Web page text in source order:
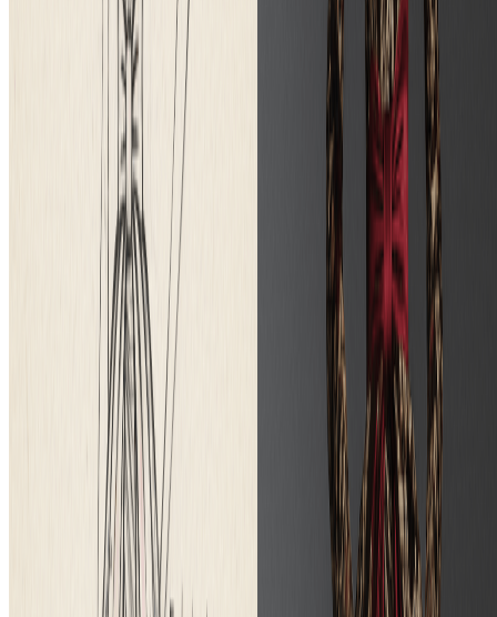
Pin-Up Girl Art Generator
Upload a photo and turn it into vintage pin-up style artwork with AI